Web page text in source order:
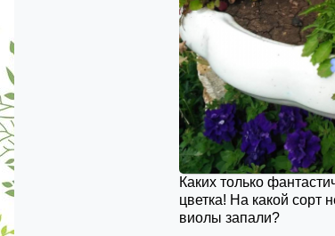
Каких только
цветка! На какой сорт
виолы запали?